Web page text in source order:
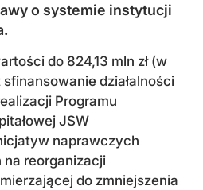
o systemie instytucji
do 824,13 mln zł (w
działalności
Programu
JSW
naprawczych
na reorganizacji
do zmniejszenia